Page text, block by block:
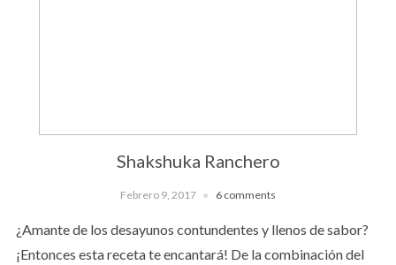
Shakshuka Ranchero
Febrero 9, 2017 6 comments
¿Amante de los desayunos contundentes y llenos de sabor?
¡Entonces esta receta te encantará! De la combinación del